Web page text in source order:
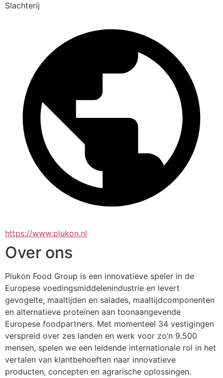
Slachterij
https://www.plukon.nl
Over ons
Plukon Food Group is een innovatieve speler in de
Europese voedingsmiddelenindustrie en levert
gevogelte, maaltijden en salades, maaltijdcomponenten
en alternatieve proteïnen aan toonaangevende
Europese foodpartners. Met momenteel 34 vestigingen
verspreid over zes landen en werk voor zo’n 9.500
mensen, spelen we een leidende internationale rol in het
vertalen van klantbehoeften naar innovatieve
producten, concepten en agrarische oplossingen.